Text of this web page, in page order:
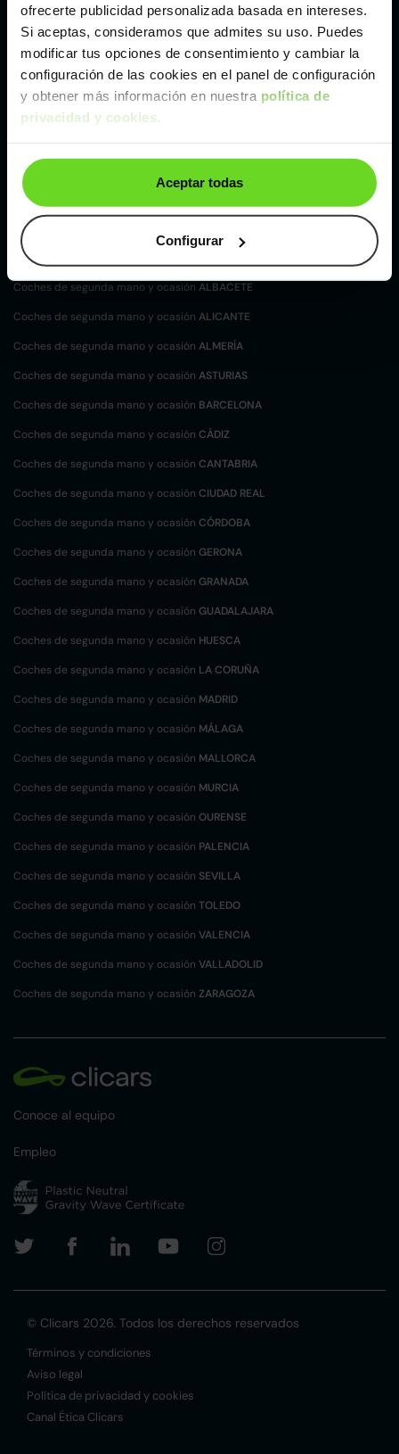
ofrecerte publicidad personalizada basada en intereses.
Si aceptas, consideramos que admites su uso. Puedes
modificar tus opciones de consentimiento y cambiar la
configuración de las cookies en el panel de configuración
y obtener más información en nuestra política de
privacidad y cookies.
Aceptar todas
Configurar
Valencia
Zaragoza
Ver Tesla Model 3 de segunda mano y ocasión
Tesla Model 3 de segunda mano y ocasión
Coches de segunda mano y ocasión por
localización
Coches de segunda mano y ocasión ALBACETE
Coches de segunda mano y ocasión ALICANTE
Coches de segunda mano y ocasión ALMERÍA
Coches de segunda mano y ocasión ASTURIAS
Coches de segunda mano y ocasión BARCELONA
Coches de segunda mano y ocasión CÁDIZ
Coches de segunda mano y ocasión CANTABRIA
Coches de segunda mano y ocasión CIUDAD REAL
Coches de segunda mano y ocasión CÓRDOBA
Coches de segunda mano y ocasión GERONA
Coches de segunda mano y ocasión GRANADA
Coches de segunda mano y ocasión GUADALAJARA
Coches de segunda mano y ocasión HUESCA
Coches de segunda mano y ocasión LA CORUÑA
Coches de segunda mano y ocasión MADRID
Coches de segunda mano y ocasión MÁLAGA
Coches de segunda mano y ocasión MALLORCA
Coches de segunda mano y ocasión MURCIA
Coches de segunda mano y ocasión OURENSE
Coches de segunda mano y ocasión PALENCIA
Coches de segunda mano y ocasión SEVILLA
Coches de segunda mano y ocasión TOLEDO
Coches de segunda mano y ocasión VALENCIA
Coches de segunda mano y ocasión VALLADOLID
Coches de segunda mano y ocasión ZARAGOZA
Conoce al equipo
Empleo
© Clicars 2026. Todos los derechos reservados
Términos y condiciones
Aviso legal
Política de privacidad y cookies
Canal Ética Clicars